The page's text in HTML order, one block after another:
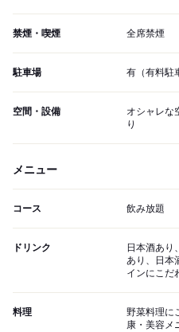
禁煙・喫煙 全席禁煙
駐車場 有（有料駐
空間・設備
オシャレな
り
メニュー
コース 飲み放題
ドリンク
日本酒あり
あり、日本
インにこだ
料理
野菜料理に
康・美容メ